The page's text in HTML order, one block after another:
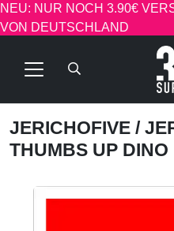
NEU: NUR NOCH 3.90€
VON DEUTSCHLAND
JERICHOFIVE /
THUMBS UP DINO